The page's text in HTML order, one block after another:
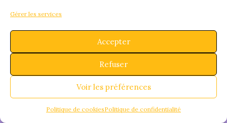
Gérer les services
Accepter
Refuser
Voir les préférences
Politique de cookiesPolitique de confidentialité